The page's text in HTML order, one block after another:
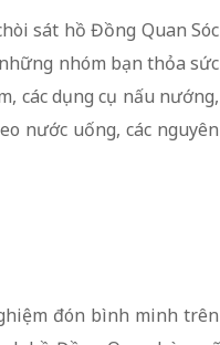
sát hồ Đồng Quan Sóc
nhóm bạn thỏa sức
các dụng cụ nấu nướng,
nước uống, các nguyên
đón bình minh trên